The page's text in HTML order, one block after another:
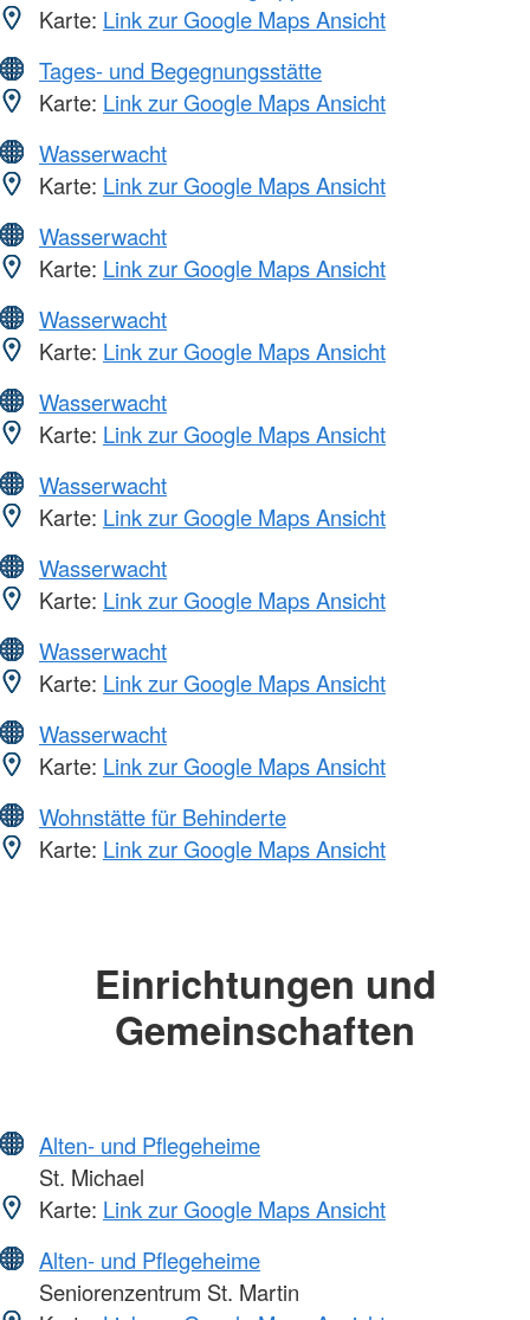
Karte: Link zur Google Maps Ansicht
Tages- und Begegnungsstätte
Karte: Link zur Google Maps Ansicht
Wasserwacht
Karte: Link zur Google Maps Ansicht
Wasserwacht
Karte: Link zur Google Maps Ansicht
Wasserwacht
Karte: Link zur Google Maps Ansicht
Wasserwacht
Karte: Link zur Google Maps Ansicht
Wasserwacht
Karte: Link zur Google Maps Ansicht
Wasserwacht
Karte: Link zur Google Maps Ansicht
Wasserwacht
Karte: Link zur Google Maps Ansicht
Wasserwacht
Karte: Link zur Google Maps Ansicht
Wohnstätte für Behinderte
Karte: Link zur Google Maps Ansicht
Einrichtungen und
Gemeinschaften
Alten- und Pflegeheime
St. Michael
Karte: Link zur Google Maps Ansicht
Alten- und Pflegeheime
Seniorenzentrum St. Martin